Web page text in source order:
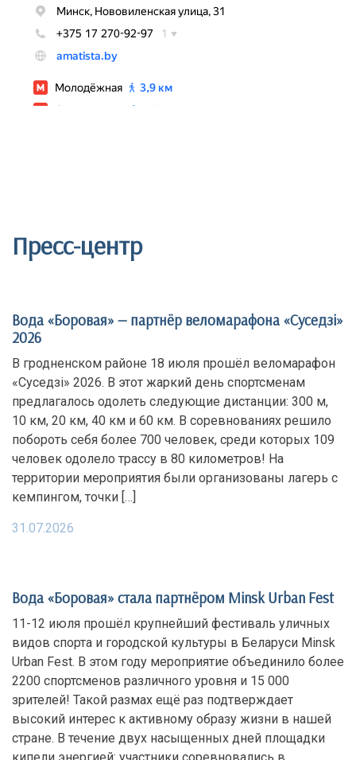
Пресс-центр
Вода «Боровая» — партнёр веломарафона «Суседзi»
2026
В гродненском районе 18 июля прошёл веломарафон
«Суседзi» 2026. В этот жаркий день спортсменам
предлагалось одолеть следующие дистанции: 300 м,
10 км, 20 км, 40 км и 60 км. В соревнованиях решило
побороть себя более 700 человек, среди которых 109
человек одолело трассу в 80 километров! На
территории мероприятия были организованы лагерь с
кемпингом, точки […]
31.07.2026
Вода «Боровая» стала партнёром Minsk Urban Fest
11-12 июля прошёл крупнейший фестиваль уличных
видов спорта и городской культуры в Беларуси Minsk
Urban Fest. В этом году мероприятие объединило более
2200 спортсменов различного уровня и 15 000
зрителей! Такой размах ещё раз подтверждает
высокий интерес к активному образу жизни в нашей
стране. В течение двух насыщенных дней площадки